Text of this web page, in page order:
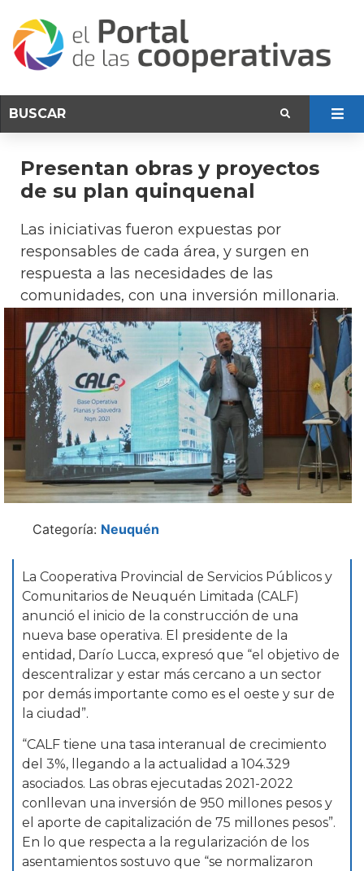
Presentan obras y proyectos
de su plan quinquenal
Las iniciativas fueron expuestas por
responsables de cada área, y surgen en
respuesta a las necesidades de las
comunidades, con una inversión millonaria.
Categoría: Neuquén
La Cooperativa Provincial de Servicios Públicos y
Comunitarios de Neuquén Limitada (CALF)
anunció el inicio de la construcción de una
nueva base operativa. El presidente de la
entidad, Darío Lucca, expresó que “el objetivo de
descentralizar y estar más cercano a un sector
por demás importante como es el oeste y sur de
la ciudad”.
“CALF tiene una tasa interanual de crecimiento
del 3%, llegando a la actualidad a 104.329
asociados. Las obras ejecutadas 2021-2022
conllevan una inversión de 950 millones pesos y
el aporte de capitalización de 75 millones pesos”.
En lo que respecta a la regularización de los
asentamientos sostuvo que “se normalizaron